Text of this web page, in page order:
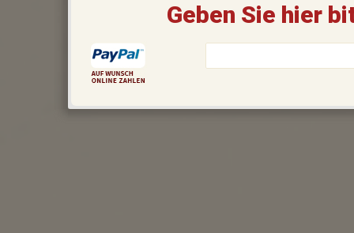
Geben Sie hier